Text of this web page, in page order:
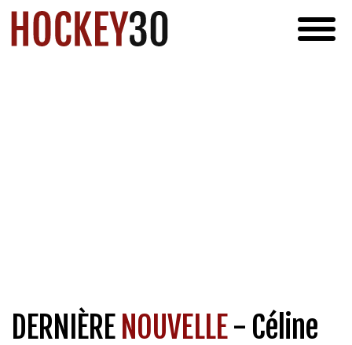
DERNIÈRENOUVELLE- Céline